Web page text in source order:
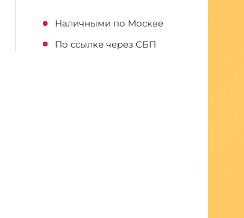
Наличными по Москве
По ссылке через СБП